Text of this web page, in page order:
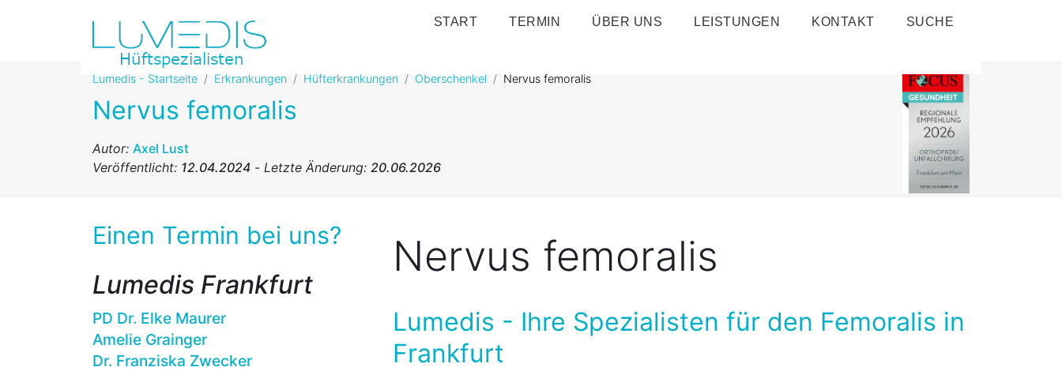
START TERMIN ÜBER UNS LEISTUNGEN KONTAKT SUCHE
Lumedis - Startseite Erkrankungen Hüfterkrankungen Oberschenkel Nervus femoralis
Nervus femoralis
Autor: Axel Lust
Veröffentlicht: 12.04.2024 - Letzte Änderung: 20.06.2026
Einen Termin bei uns?
Lumedis Frankfurt
PD Dr. Elke Maurer
Amelie Grainger
Dr. Franziska Zwecker
Nervus femoralis
Lumedis - Ihre Spezialisten für den Femoralis in
Frankfurt